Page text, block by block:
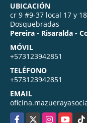
UBICACIÓN
cr 9 #9-37 local 17 y
Dosquebradas
Pereira - Risaralda -
MÓVIL
+573123942851
TELÉFONO
+573123942851
EMAIL
Facebook
X InstagramYouTube